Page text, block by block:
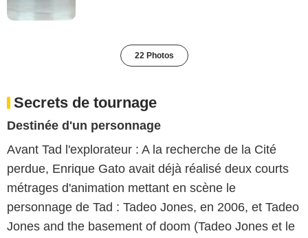
22 Photos
Secrets de tournage
Destinée d'un personnage
Avant Tad l'explorateur : A la recherche de la Cité
perdue, Enrique Gato avait déjà réalisé deux courts
métrages d'animation mettant en scène le
personnage de Tad : Tadeo Jones, en 2006, et Tadeo
Jones and the basement of doom (Tadeo Jones et le